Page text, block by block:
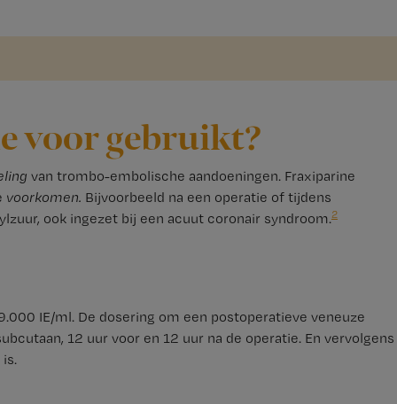
voor gebruikt?
van trombo-embolische aandoeningen. Fraxiparine
voorkomen. Bijvoorbeeld na een operatie of tijdens
ook ingezet bij een acuut coronair syndroom.2
IE/ml. De dosering om een postoperatieve veneuze
12 uur voor en 12 uur na de operatie. En vervolgens